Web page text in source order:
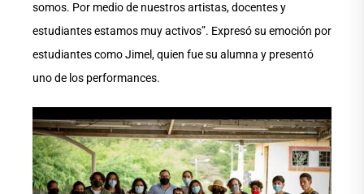
somos. Por medio de nuestros artistas, docentes y
estudiantes estamos muy activos”. Expresó su emoción por
estudiantes como Jimel, quien fue su alumna y presentó
uno de los performances.